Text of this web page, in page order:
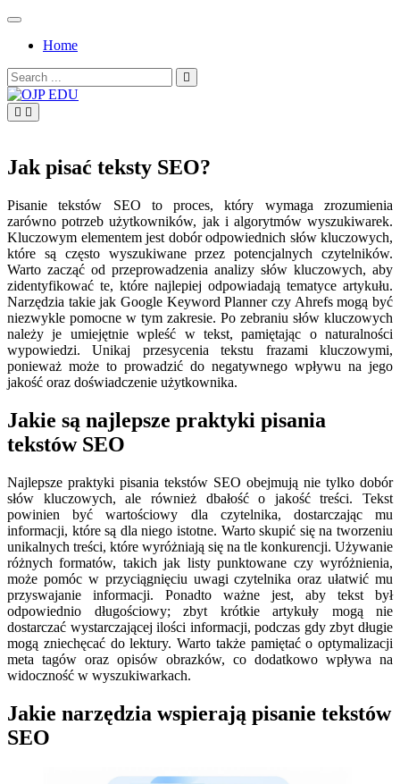
Skip
contentHome
Search
for:
Jak pisać teksty SEO?
Pisanie tekstów SEO to proces, który wymaga zrozumienia
zarówno potrzeb użytkowników, jak i algorytmów wyszukiwarek.
Kluczowym elementem jest dobór odpowiednich słów kluczowych,
które są często wyszukiwane przez potencjalnych czytelników.
Warto zacząć od przeprowadzenia analizy słów kluczowych, aby
zidentyfikować te, które najlepiej odpowiadają tematyce artykułu.
Narzędzia takie jak Google Keyword Planner czy Ahrefs mogą być
niezwykle pomocne w tym zakresie. Po zebraniu słów kluczowych
należy je umiejętnie wpleść w tekst, pamiętając o naturalności
wypowiedzi. Unikaj przesycenia tekstu frazami kluczowymi,
ponieważ może to prowadzić do negatywnego wpływu na jego
jakość oraz doświadczenie użytkownika.
Jakie są najlepsze praktyki pisania
tekstów SEO
Najlepsze praktyki pisania tekstów SEO obejmują nie tylko dobór
słów kluczowych, ale również dbałość o jakość treści. Tekst
powinien być wartościowy dla czytelnika, dostarczając mu
informacji, które są dla niego istotne. Warto skupić się na tworzeniu
unikalnych treści, które wyróżniają się na tle konkurencji. Używanie
różnych formatów, takich jak listy punktowane czy wyróżnienia,
może pomóc w przyciągnięciu uwagi czytelnika oraz ułatwić mu
przyswajanie informacji. Ponadto ważne jest, aby tekst był
odpowiednio długościowy; zbyt krótkie artykuły mogą nie
dostarczać wystarczającej ilości informacji, podczas gdy zbyt długie
mogą zniechęcać do lektury. Warto także pamiętać o optymalizacji
meta tagów oraz opisów obrazków, co dodatkowo wpływa na
widoczność w wyszukiwarkach.
Jakie narzędzia wspierają pisanie tekstów
SEO